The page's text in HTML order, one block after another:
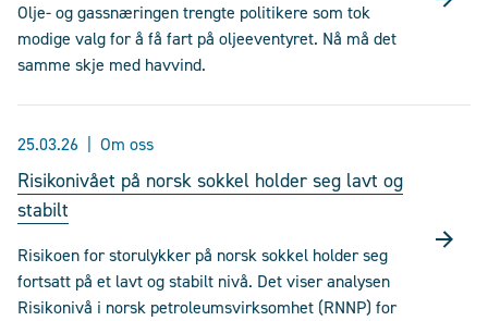
Olje- og gassnæringen trengte politikere som tok
modige valg for å få fart på oljeeventyret. Nå må det
samme skje med havvind.
25.03.26 Om oss
Risikonivået på norsk sokkel holder seg lavt og
stabilt
Risikoen for storulykker på norsk sokkel holder seg
fortsatt på et lavt og stabilt nivå. Det viser analysen
Risikonivå i norsk petroleumsvirksomhet (RNNP) for